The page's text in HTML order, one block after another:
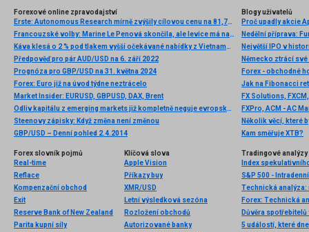
Forexové online zpravodajství
Erste: Autonomous Research mírně zvýšily cílovou cenu na 81,75 EUR při stávajícím doporučení
Francouzské volby: Marine Le Penová skončila, ale levice má na euro velký vliv
Káva klesá o 2 % pod tlakem vyšší očekávané nabídky z Vietnamu 📉
Předpověď pro pár AUD/USD na 6. září 2022
Prognóza pro GBP/USD na 31. května 2024
Forex: Euro již na úvod týdne neztrácelo
Market Insider: EURUSD, GBPUSD, DAX, Brent
Odliv kapitálu z emerging markets již kompletně neguje evropské a japonské QE
Steenovy zápisky: Když změna není změnou
GBP/USD – Denní pohled 2.4.2014
Blogy uživatelů
Proč upadly akcie
Nedělní příprava:
Největší IPO v
Německo ztrácí
Forex - obchodné
Jak na Fibonacci
FX Solutions,
FXPro, ACM - AC
Kam směřuje XTB?
Forex slovník pojmů
Real-time
Reflace
Kompenzační obchod
Exit
Reserve Bank of New Zealand
Parita kupní síly
Klíčová slova
Apple Vision
Příkazy buy
XMR/USD
Letní výsledková sezóna
Rozložení obchodů
Autorizované banky
Tradingové analýzy
Index
S&P 500 -
Technická analýza:
Forex: Technická
Důvěra
5 událostí, které